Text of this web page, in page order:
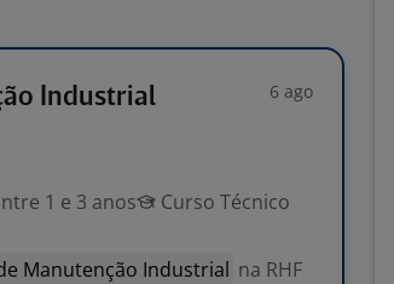
Industrial 6 ago
1 e 3 anos
Curso Técnico
Manutenção Industrial na RHF